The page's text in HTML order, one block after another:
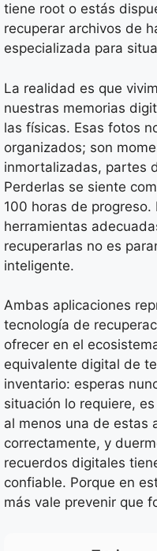
tiene root o estás
recuperar archivos de
especializada para
La realidad es que
nuestras memorias
las físicas. Esas fotos
organizados; son
inmortalizadas, partes
Perderlas se siente
100 horas de progreso.
herramientas
recuperarlas no es
inteligente.
Ambas aplicaciones
tecnología de
ofrecer en el
equivalente digital de
inventario: esperas
situación lo requiere,
al menos una de estas
correctamente, y
recuerdos digitales
confiable. Porque en
más vale prevenir que